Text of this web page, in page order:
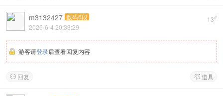
13#
m3132427 数码6段
2026-6-4 20:33:29
游客请登录后查看回复内容
 回复  道具